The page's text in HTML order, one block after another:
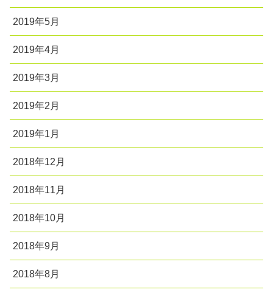
2019年5月
2019年4月
2019年3月
2019年2月
2019年1月
2018年12月
2018年11月
2018年10月
2018年9月
2018年8月